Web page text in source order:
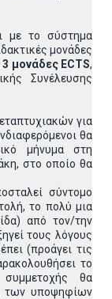
με το σύστημα
μονάδες
3 μονάδες ECTS,
Συνέλευσης
για
θα
μήνυμα στη
στο οποίο θα
σύντομο
το πολύ μια
από τον/την
τους λόγους
(προάγει τις
το
θα
των υποψηφίων